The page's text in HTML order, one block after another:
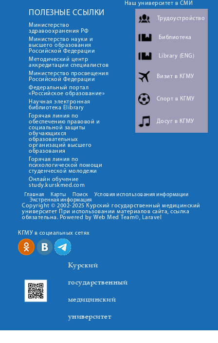
Наш университет в СМИ
ПОЛЕЗНЫЕ ССЫЛКИ
Министерство
здравоохранения РФ
Министерство науки и
высшего образования
Российской Федерации
Методический центр
аккредитации специалистов
Министерство просвещения
Российской Федерации
Федеральный портал
«Российское образование»
Научная электронная
библиотека Elibrary
Горячая линия по
обеспечению правовой и
социальной защиты
обучающихся
образовательных
организаций высшего
образования
Горячая линия по
психологической помощи
студенческой молодежи
Онлайн обучение
study.kurskmed.com
Трудоустройство
Библиотека
Library (ENG)
Визит в КГМУ
Спорт в КГМУ
Досуг в КГМУ
Главная Карты Поиск
Условия использования информации
Экстренная информация
Copyright © 2002-2025 Курский государственный медицинский
университет При использовании материалов сайта, ссылка
обязательна. Powered by Web Med Team©, Laravel
КГМУ в социальных сетях
Курский
государственный
медицинский
университет